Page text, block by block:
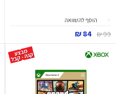
הוסף להשוואה
99 ₪
84 ₪